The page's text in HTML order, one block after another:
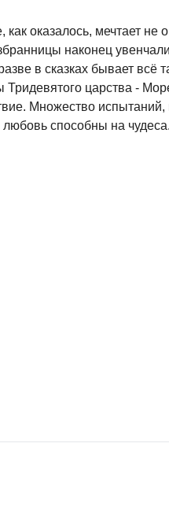
оказалось, мечтает
наконец
в сказках бывает всё
Тридевятого царства -
Множество
способны на